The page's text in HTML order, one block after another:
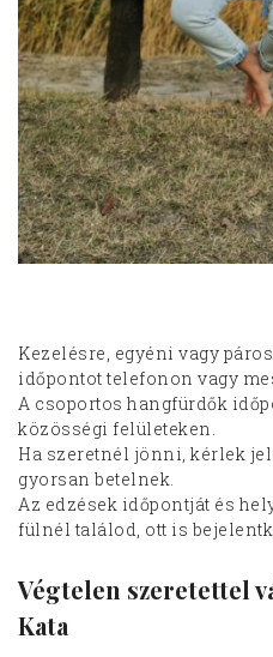
Kezelésre, egyéni vagy
időpontot telefonon vagy
A csoportos hangfürdők
közösségi felületeken.
Ha szeretnél jönni, kérlek
gyorsan betelnek.
Az edzések időpontját és
fülnél találod, ott is
Végtelen szeretettel
Kata